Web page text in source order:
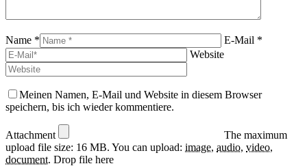
Name *
E-Mail *
Website
Meinen Namen, E-Mail und Website in diesem Browser
speichern, bis ich wieder kommentiere.
Attachment
The maximum
upload file size: 16 MB. You can upload: image, audio, video,
document. Drop file here